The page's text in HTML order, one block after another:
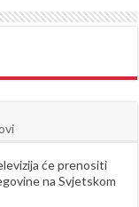
će prenositi
na Svjetskom